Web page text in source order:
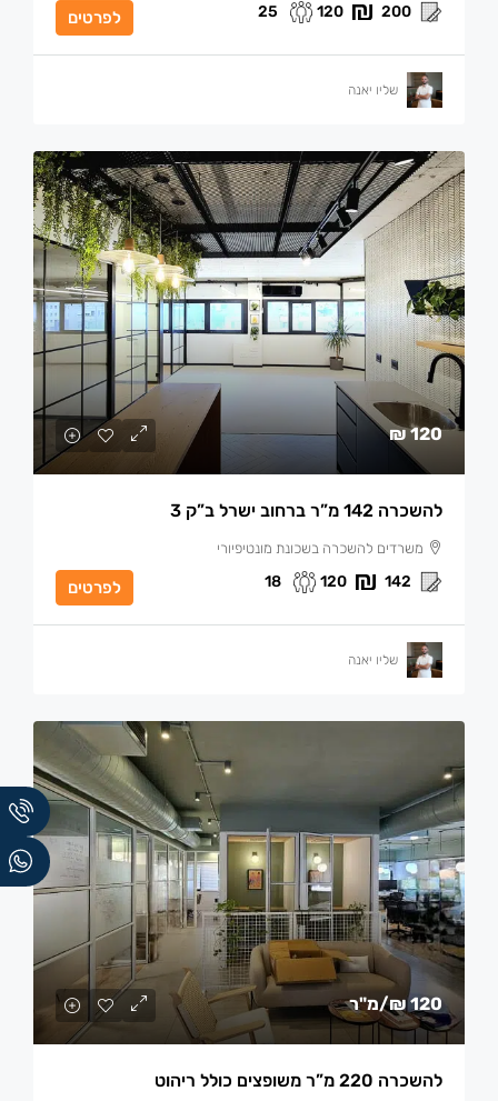
200
120
25 לפרטים
שליו יאנה
120 ₪
להשכרה 142 מ”ר ברחוב ישרל ב”ק 3
משרדים להשכרה בשכונת מונטיפיורי
142
120
18 לפרטים
שליו יאנה
120 ₪ /מ"ר
להשכרה 220 מ”ר משופצים כולל ריהוט